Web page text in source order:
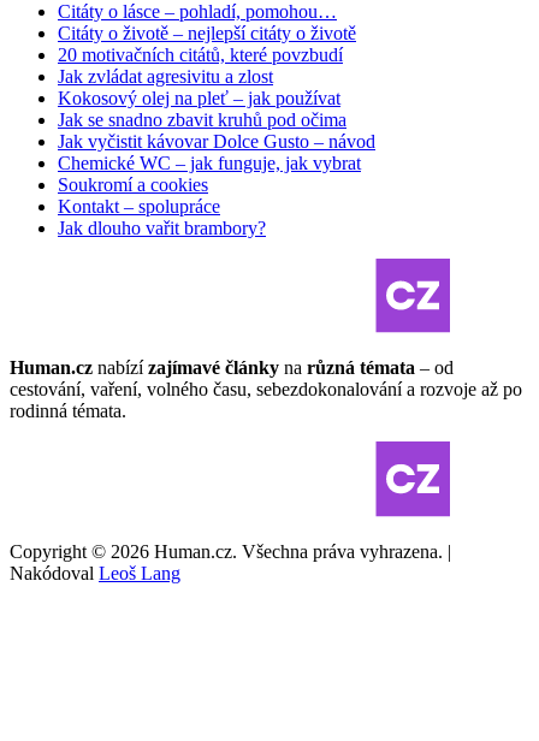
Citáty o lásce – pohladí, pomohou…
Citáty o životě – nejlepší citáty o životě
20 motivačních citátů, které povzbudí
Jak zvládat agresivitu a zlost
Kokosový olej na pleť – jak používat
Jak se snadno zbavit kruhů pod očima
Jak vyčistit kávovar Dolce Gusto – návod
Chemické WC – jak funguje, jak vybrat
Soukromí a cookies
Kontakt – spolupráce
Jak dlouho vařit brambory?
Human.cz nabízí zajímavé články na různá témata – od
cestování, vaření, volného času, sebezdokonalování a rozvoje až po
rodinná témata.
Copyright © 2026 Human.cz. Všechna práva vyhrazena. |
Nakódoval Leoš Lang